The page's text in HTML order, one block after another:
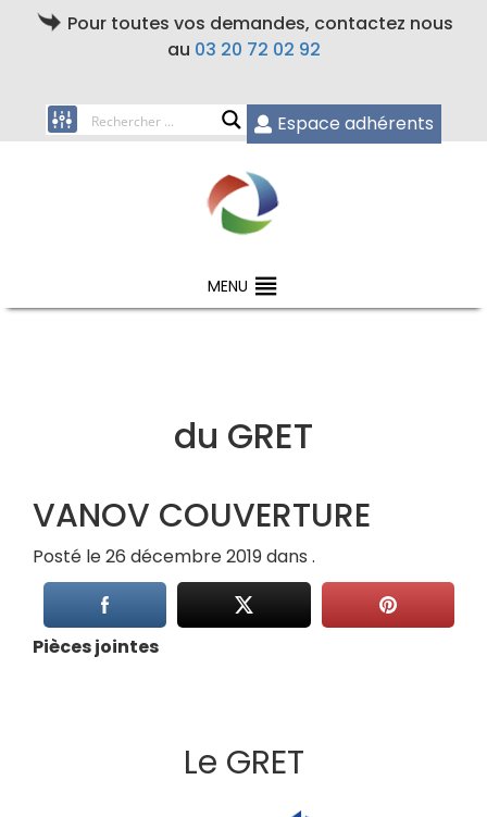
Pour toutes vos demandes, contactez nous
au 03 20 72 02 92
Espace adhérents
MENU
du GRET
VANOV COUVERTURE
Posté le 26 décembre 2019 dans .
Pièces jointes
Le GRET